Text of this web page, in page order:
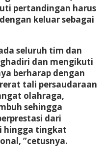
pertandingan harus
keluar sebagai
seluruh tim dan
dan mengikuti
berharap dengan
tali persaudaraan
olahraga,
sehingga
dari
hingga tingkat
”cetusnya.